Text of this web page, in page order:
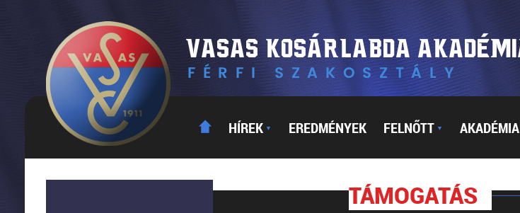
HÍREK ▼ EREDMÉNYEK FELNŐTT ▼ AKADÉMIA
TÁMOGATÁS